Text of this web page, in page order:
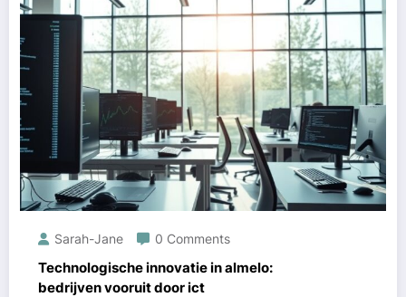
Sarah-Jane 0 Comments
Technologische innovatie in almelo:
bedrijven vooruit door ict